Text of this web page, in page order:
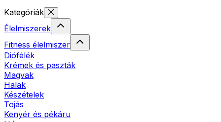
Kategóriák
Élelmiszerek
Fitness élelmiszer
Diófélék
Krémek és paszták
Magvak
Halak
Készételek
Tojás
Kenyér és pékáru